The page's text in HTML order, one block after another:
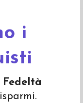
i
Fedeltà